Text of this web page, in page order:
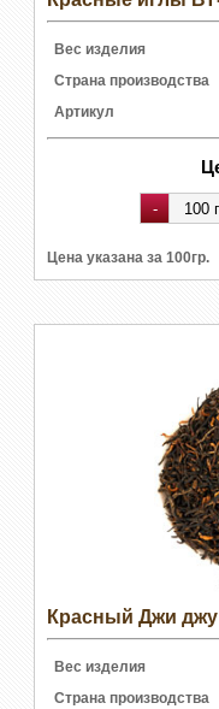
Вес изделия
Страна производства
Артикул
Цена указана за 100гр.
Красный Джи
Вес изделия
Страна производства